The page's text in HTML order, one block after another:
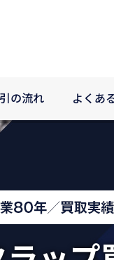
の流れ よくあ